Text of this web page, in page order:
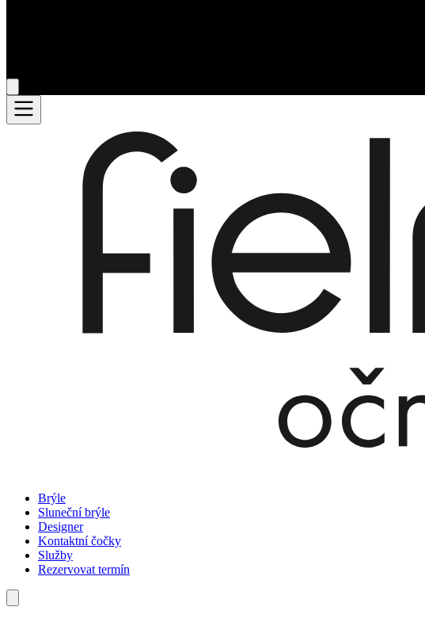
Brýle
Sluneční brýle
Designer
Kontaktní čočky
Služby
Rezervovat termín